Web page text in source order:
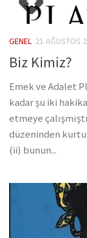
GENEL 21 AĞUSTOS
Biz Kimiz?
Emek ve Adalet
kadar şu iki
etmeye
düzeninden
(ii) bunun...